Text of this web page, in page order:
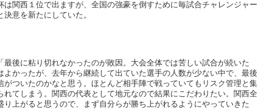
は関西１位で出ますが、全国の強豪を倒すために毎試合チャレンジャー
意を新たにしていた。
最後に粘り切れなかったのが敗因。大会全体では苦しい試合が続いた
よかったが、去年から継続して出ていた選手の人数が少ない中で、最後
がついたのかなと思う。ほとんど相手陣で戦っていてもリスク管理と集
れてしまう。関西の代表として地元なので結果にこだわりたい。関西全
り上がると思うので、まず自分らが勝ち上がれるようにやっていきた